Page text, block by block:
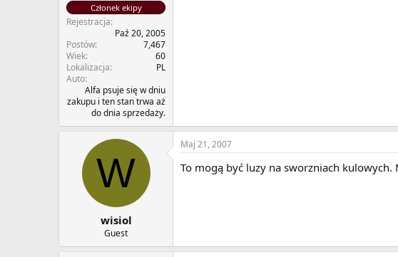
Członek ekipy
Rejestracja
Paź 20, 2005
Postów
7,467
Wiek
60
Lokalizacja
PL
Auto
Alfa psuje się w dniu
zakupu i ten stan trwa aż
do dnia sprzedaży.
W
wisiol
Guest
Maj 21, 2007
To mogą być luzy na sworzniach